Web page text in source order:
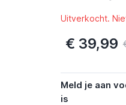
Uitverkocht.
€ 39,99
Meld je aan
is